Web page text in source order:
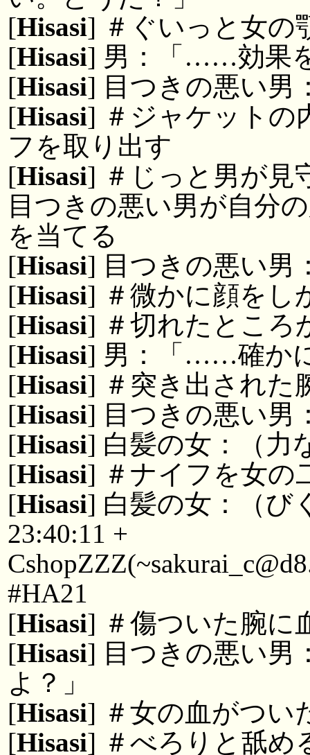
[Hisasi] ＃ぐいっと女の
[Hisasi] 男：「……効果
[Hisasi] 目つきの悪い男
[Hisasi] ＃ジャケットの
フを取り出す
[Hisasi] ＃じっと男が見
目つきの悪い男が自分
を当てる
[Hisasi] 目つきの悪い男
[Hisasi] ＃微かに顔をし
[Hisasi] ＃切れたところ
[Hisasi] 男：「……確か
[Hisasi] ＃突き出された
[Hisasi] 目つきの悪い男
[Hisasi] 白髪の女：（力
[Hisasi] ＃ナイフを女の
[Hisasi] 白髪の女：（び
23:40:11 +
#HA21
[Hisasi] ＃傷ついた腕に
[Hisasi] 目つきの悪い男
よ？」
[Hisasi] ＃女の血がつい
[Hisasi] ＃べろりと舐め